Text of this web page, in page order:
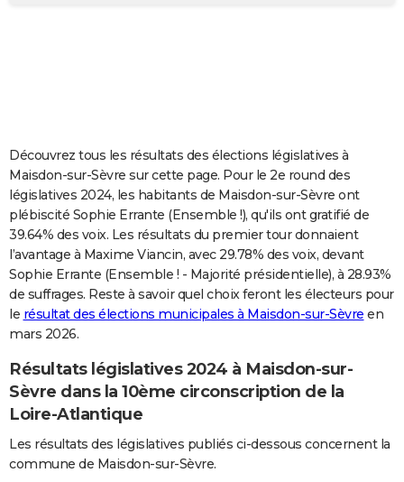
Carte de Noël
Carte Bonne année
Carte Saint-Valentin
Carte Pâques
Carte d'anniversaire
DICTIONNAIRE
Dictionnaire
Biographies
Citations
Expressions
Proverbes
PROGRAMME TV
COPAINS D'AVANT
S'inscrire
Se connecter
Lycées
Collèges
Primaires
Universités
Entreprises
Service militaire
Avis de recherche
AVIS DE DÉCÈS
FORUM
Découvrez tous les résultats des élections législatives à
Maisdon-sur-Sèvre sur cette page. Pour le 2e round des
législatives 2024, les habitants de Maisdon-sur-Sèvre ont
plébiscité Sophie Errante (Ensemble !), qu'ils ont gratifié de
39.64% des voix. Les résultats du premier tour donnaient
l’avantage à Maxime Viancin, avec 29.78% des voix, devant
Sophie Errante (Ensemble ! - Majorité présidentielle), à 28.93%
de suffrages. Reste à savoir quel choix feront les électeurs pour
le résultat des élections municipales à Maisdon-sur-Sèvre en
mars 2026.
Résultats législatives 2024 à Maisdon-sur-
Sèvre dans la 10ème circonscription de la
Loire-Atlantique
Les résultats des législatives publiés ci-dessous concernent la
commune de Maisdon-sur-Sèvre.